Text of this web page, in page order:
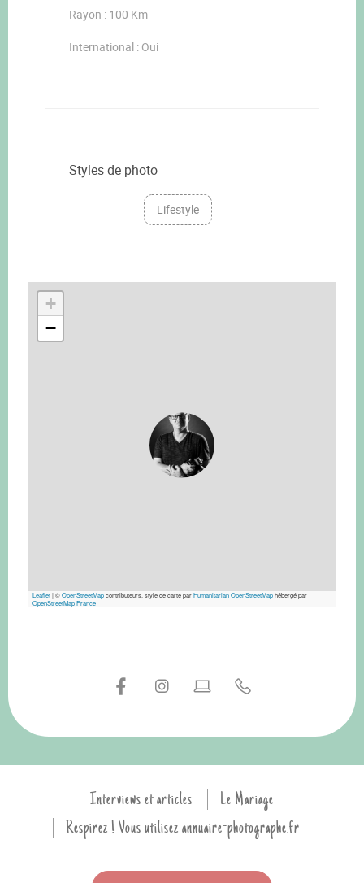
Rayon : 100 Km
International : Oui
Styles de photo
Lifestyle
+
−
Leaflet|©OpenStreetMapcontributeurs, style de carte parHumanitarian OpenStreetMaphébergé par
OpenStreetMap France
Interviews et articles
Le Mariage
Respirez ! Vous utilisez annuaire-photographe.fr